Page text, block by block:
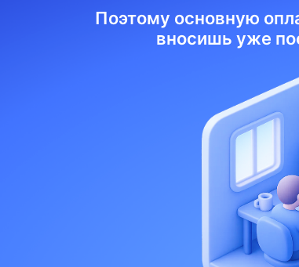
Создание
Поэтому основную
вносишь уже